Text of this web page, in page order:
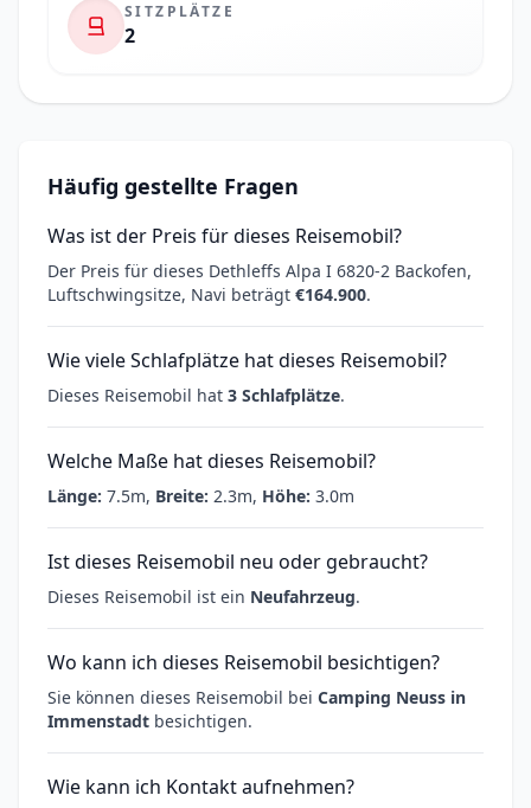
SITZPLÄTZE
2
Häufig gestellte Fragen
Was ist der Preis für dieses Reisemobil?
Der Preis für dieses Dethleffs Alpa I 6820-2 Backofen,
Luftschwingsitze, Navi beträgt €164.900.
Wie viele Schlafplätze hat dieses Reisemobil?
Dieses Reisemobil hat 3 Schlafplätze.
Welche Maße hat dieses Reisemobil?
Länge: 7.5m, Breite: 2.3m, Höhe: 3.0m
Ist dieses Reisemobil neu oder gebraucht?
Dieses Reisemobil ist ein Neufahrzeug.
Wo kann ich dieses Reisemobil besichtigen?
Sie können dieses Reisemobil bei Camping Neuss in
Immenstadt besichtigen.
Wie kann ich Kontakt aufnehmen?